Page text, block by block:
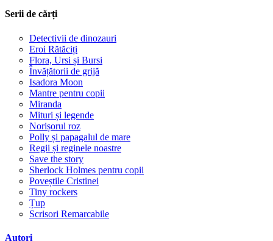
Serii de cărți
Detectivii de dinozauri
Eroi Rătăciți
Flora, Ursi și Bursi
Învățătorii de grijă
Isadora Moon
Mantre pentru copii
Miranda
Mituri și legende
Norișorul roz
Polly și papagalul de mare
Regii și reginele noastre
Save the story
Sherlock Holmes pentru copii
Poveștile Cristinei
Tiny rockers
Țup
Scrisori Remarcabile
Autori